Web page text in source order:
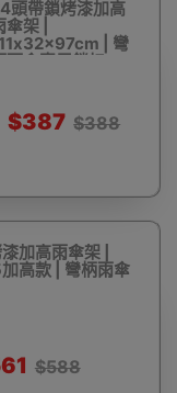
頭帶鎖烤漆加高
傘架 |
| 彎
雨傘專用鎖扣
$387 $388
加高雨傘架 |
高款 | 彎柄雨傘
$588